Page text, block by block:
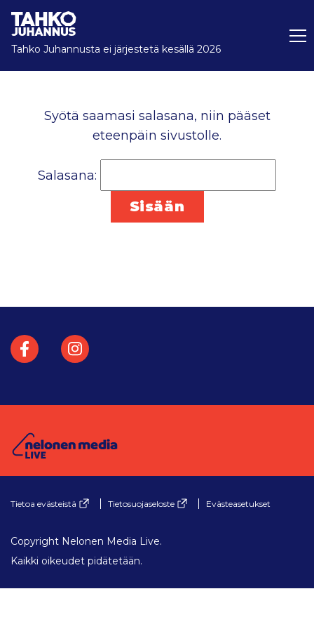
Tahko Juhannusta ei järjestetä kesällä 2026
Syötä saamasi salasana, niin pääset
eteenpäin sivustolle.
Salasana:
FacebookInstagram
Tietoa evästeistä Tietosuojaseloste Evästeasetukset
Copyright Nelonen Media Live.
Kaikki oikeudet pidätetään.